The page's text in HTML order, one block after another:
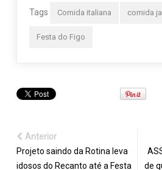
Tags Comida italiana comida
Festa do Figo
Anterior
Projeto saindo da Rotina leva
idosos do Recanto até a Festa
de